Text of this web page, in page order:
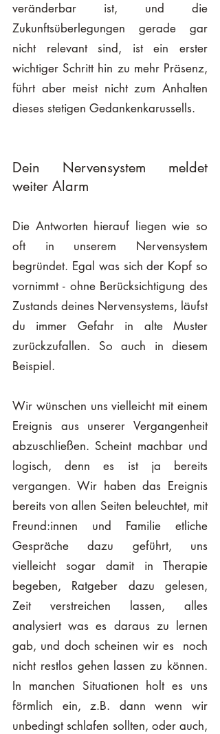
veränderbar ist, und die
Zukunftsüberlegungen gerade gar
nicht relevant sind, ist ein erster
wichtiger Schritt hin zu mehr Präsenz,
führt aber meist nicht zum Anhalten
dieses stetigen Gedankenkarussells.
Dein Nervensystem meldet
weiter Alarm
Die Antworten hierauf liegen wie so
oft in unserem Nervensystem
begründet. Egal was sich der Kopf so
vornimmt - ohne Berücksichtigung des
Zustands deines Nervensystems, läufst
du immer Gefahr in alte Muster
zurückzufallen. So auch in diesem
Beispiel.
Wir wünschen uns vielleicht mit einem
Ereignis aus unserer Vergangenheit
abzuschließen. Scheint machbar und
logisch, denn es ist ja bereits
vergangen. Wir haben das Ereignis
bereits von allen Seiten beleuchtet, mit
Freund:innen und Familie etliche
Gespräche dazu geführt, uns
vielleicht sogar damit in Therapie
begeben, Ratgeber dazu gelesen,
Zeit verstreichen lassen, alles
analysiert was es daraus zu lernen
gab, und doch scheinen wir es  noch
nicht restlos gehen lassen zu können.
In manchen Situationen holt es uns
förmlich ein, z.B. dann wenn wir
unbedingt schlafen sollten, oder auch,